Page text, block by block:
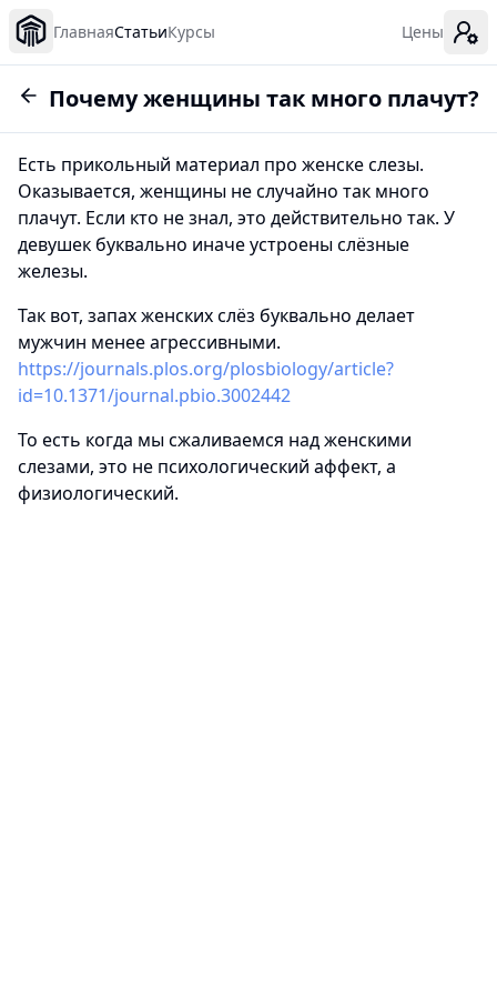
ГлавнаяСтатьиКурсы Цены
Почему женщины так много плачут?
Есть прикольный материал про женске слезы.
Оказывается, женщины не случайно так много
плачут. Если кто не знал, это действительно так. У
девушек буквально иначе устроены слёзные
железы.
Так вот, запах женских слёз буквально делает
мужчин менее агрессивными.
https://journals.plos.org/plosbiology/article?
id=10.1371/journal.pbio.3002442
То есть когда мы сжаливаемся над женскими
слезами, это не психологический аффект, а
физиологический.